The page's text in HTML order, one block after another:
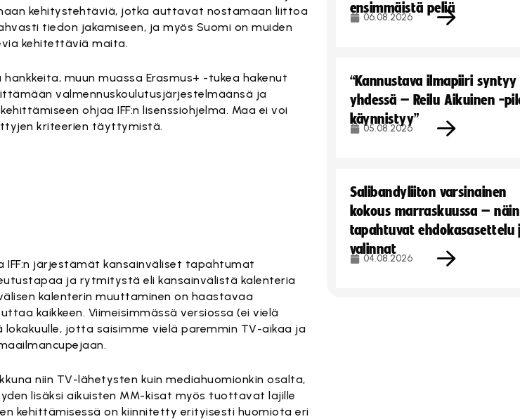
kehitystehtäviä, jotka auttavat nostamaan liittoa
tiedon jakamiseen, ja myös Suomi on muiden
kehitettäviä maita.
muun muassa Erasmus+ -tukea hakenut
valmennuskoulutusjärjestelmäänsä ja
ohjaa IFF:n lisenssiohjelma. Maa ei voi
kriteerien täyttymistä.
järjestämät kansainväliset tapahtumat
ja rytmitystä eli kansainvälistä kalenteria
kalenterin muuttaminen on haastavaa
kaikkeen. Viimeisimmässä versiossa (ei vielä
jotta saisimme vielä paremmin TV-aikaa ja
niin TV-lähetysten kuin mediahuomionkin osalta,
lisäksi aikuisten MM-kisat myös tuottavat lajille
kehittämisessä on kiinnitetty erityisesti huomiota eri
ensimmäistä peliä
06.08.2026
“Kannustava ilmapiiri syntyy
yhdessä – Reilu Aikuinen -
käynnistyy”
05.08.2026
Salibandyliiton varsinainen
kokous marraskuussa – näin
tapahtuvat ehdokasasettelu
valinnat
04.08.2026